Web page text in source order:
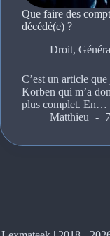
Que faire des
décédé(e) ?
Droit,
C’est un article
Korben qui m’a
plus complet. En…
Matthieu